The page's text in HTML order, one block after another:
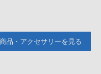
品・アクセサリーを見る